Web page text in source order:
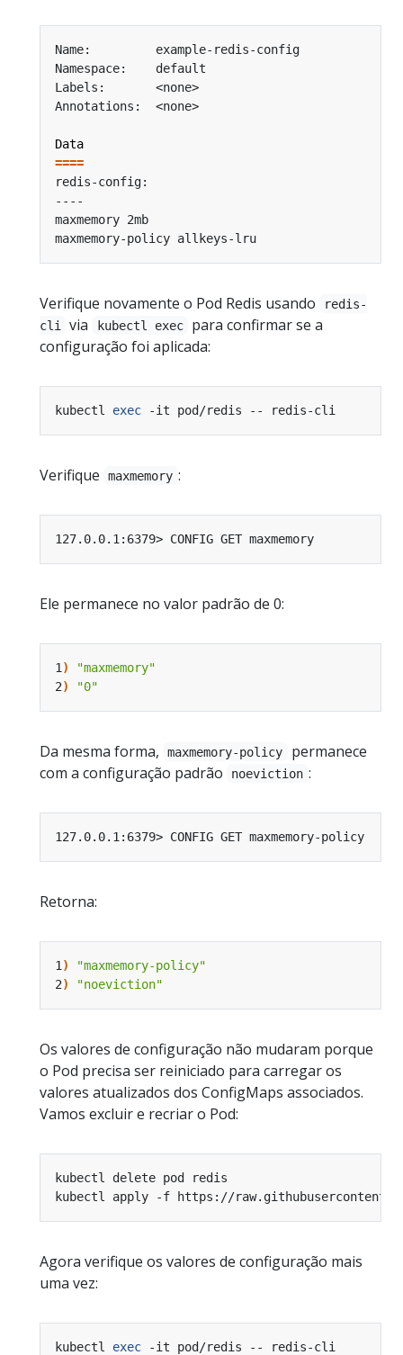
Data
====
Verifique novamente o Pod Redis usando
redis-
cli
via kubectl exec
para confirmar se a
configuração foi aplicada:
kubectl exec
Verifique maxmemory :
Ele permanece no valor padrão de 0:
1 )
"maxmemory"
2) "0"
Da mesma forma, maxmemory-policy
permanece
com a configuração padrão
noeviction :
Retorna:
1 )
"maxmemory-policy"
2) "noeviction"
Os valores de configuração não mudaram porque
o Pod precisa ser reiniciado para carregar os
valores atualizados dos ConfigMaps associados.
Vamos excluir e recriar o Pod:
Agora verifique os valores de configuração mais
uma vez:
kubectl exec